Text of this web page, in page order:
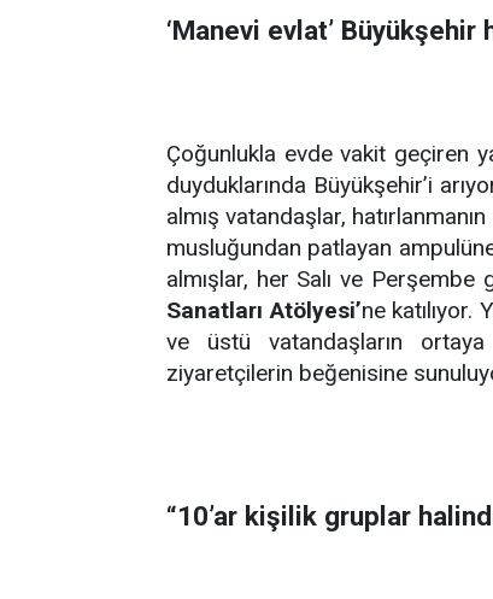
‘Manevi evlat’ Büyükşehir
Çoğunlukla evde vakit geçiren
duyduklarında Büyükşehir’i
almış vatandaşlar,
musluğundan patlayan
almışlar, her Salı ve
Sanatları Atölyesi’ne
ve üstü vatandaşların
ziyaretçilerin beğenisine
“10’ar kişilik gruplar